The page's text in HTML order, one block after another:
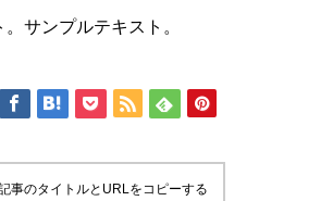
サンプルテキスト。
事のタイトルとURLをコピーする